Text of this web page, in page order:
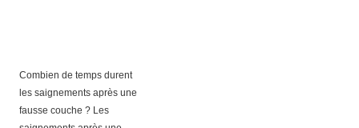
Combien de temps durent
les saignements après une
fausse couche ? Les